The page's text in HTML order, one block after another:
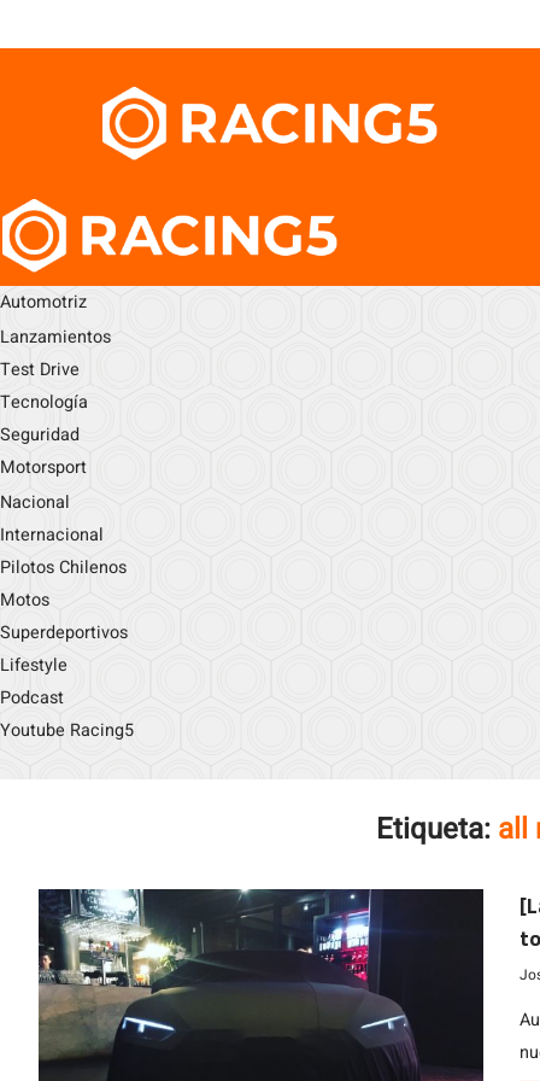
Automotriz
Lanzamientos
Test Drive
Tecnología
Seguridad
Motorsport
Nacional
Internacional
Pilotos Chilenos
Motos
Superdeportivos
Lifestyle
Podcast
Youtube Racing5
Etiqueta: all